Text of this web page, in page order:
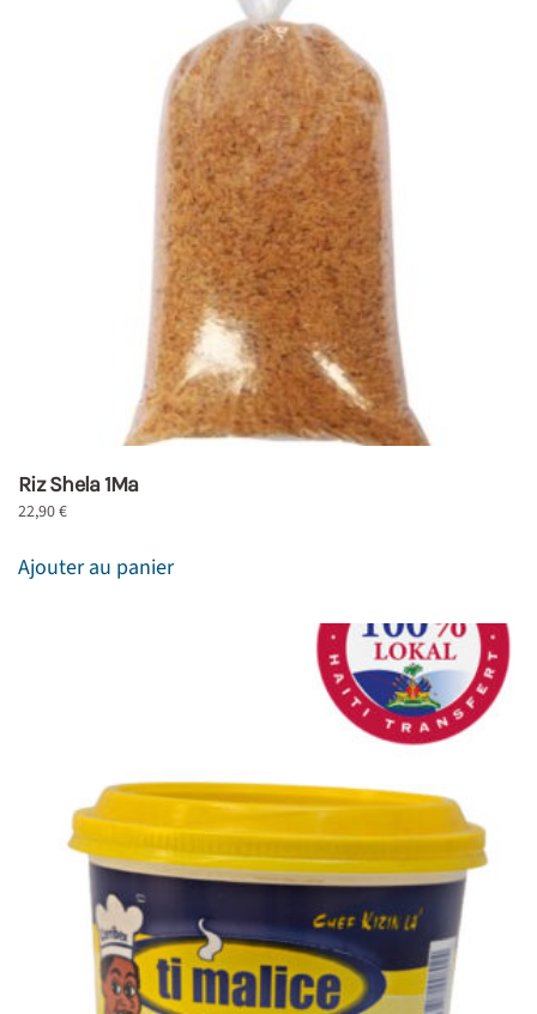
Riz Shela 1Ma
22,90€
Ajouter au panier